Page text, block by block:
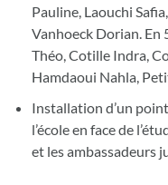
Pauline, Laouchi
Vanhoeck Dorian. En
Théo, Cotille Indra,
Hamdaoui Nahla,
Installation d’un
l’école en face de
et les ambassadeurs